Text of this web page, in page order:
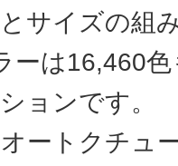
サイズの組
ーは16,460
ョンです。
ートクチュ